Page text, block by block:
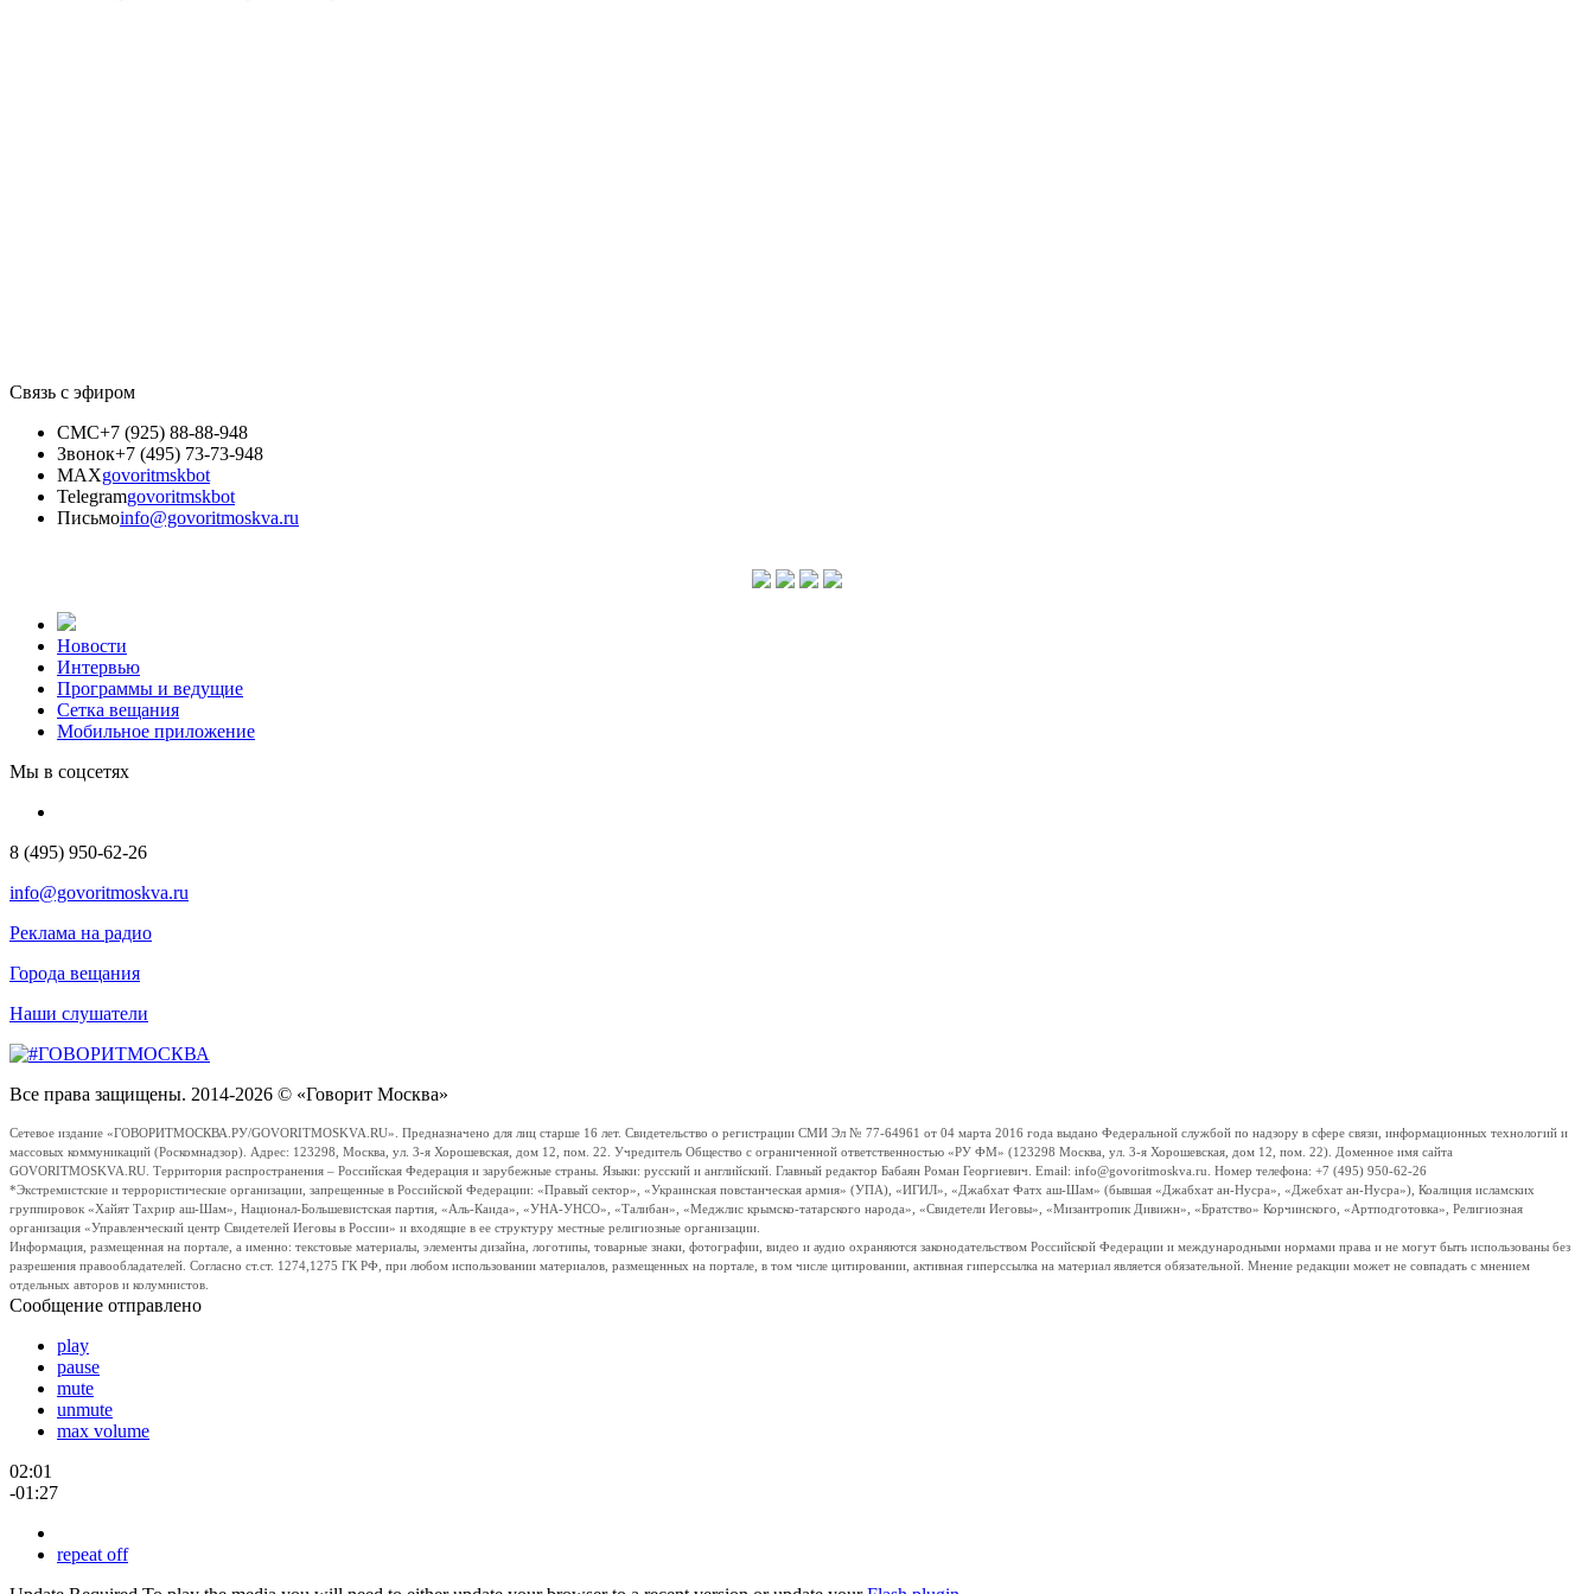
Связь с эфиром
СМС+7 (925) 88-88-948
Звонок+7 (495) 73-73-948
MAXgovoritmskbot
Telegramgovoritmskbot
Письмоinfo@govoritmoskva.ru
Новости
Интервью
Программы и ведущие
Сетка вещания
Мобильное приложение
Мы в соцсетях
8 (495) 950-62-26
info@govoritmoskva.ru
Реклама на радио
Города вещания
Наши слушатели
Все права защищены. 2014-2026 © «Говорит Москва»
Сетевое издание «ГОВОРИТМОСКВА.РУ/GOVORITMOSKVA.RU». Предназначено для лиц старше 16 лет. Свидетельство о регистрации СМИ Эл № 77-64961 от 04 марта 2016 года выдано Федеральной службой по надзору в сфере связи, информационных технологий и
массовых коммуникаций (Роскомнадзор). Адрес: 123298, Москва, ул. 3-я Хорошевская, дом 12, пом. 22. Учредитель Общество с ограниченной ответственностью «РУ ФМ» (123298 Москва, ул. 3-я Хорошевская, дом 12, пом. 22). Доменное имя сайта
GOVORITMOSKVA.RU. Территория распространения – Российская Федерация и зарубежные страны. Языки: русский и английский. Главный редактор Бабаян Роман Георгиевич. Email: info@govoritmoskva.ru. Номер телефона: +7 (495) 950-62-26
*Экстремистские и террористические организации, запрещенные в Российской Федерации: «Правый сектор», «Украинская повстанческая армия» (УПА), «ИГИЛ», «Джабхат Фатх аш-Шам» (бывшая «Джабхат ан-Нусра», «Джебхат ан-Нусра»), Коалиция исламских
группировок «Хайят Тахрир аш-Шам», Национал-Большевистская партия, «Аль-Каида», «УНА-УНСО», «Талибан», «Меджлис крымско-татарского народа», «Свидетели Иеговы», «Мизантропик Дивижн», «Братство» Корчинского, «Артподготовка», Религиозная
организация «Управленческий центр Свидетелей Иеговы в России» и входящие в ее структуру местные религиозные организации.
Информация, размещенная на портале, а именно: текстовые материалы, элементы дизайна, логотипы, товарные знаки, фотографии, видео и аудио охраняются законодательством Российской Федерации и международными нормами права и не могут быть использованы без
разрешения правообладателей. Согласно ст.ст. 1274,1275 ГК РФ, при любом использовании материалов, размещенных на портале, в том числе цитировании, активная гиперссылка на материал является обязательной. Мнение редакции может не совпадать с мнением
отдельных авторов и колумнистов.
Сообщение отправлено
play
pause
mute
unmute
max volume
02:01
-01:27
repeat off